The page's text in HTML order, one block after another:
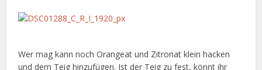
Wer mag kann noch Orangeat und Zitronat klein hacken
und dem Teig hinzufügen. Ist der Teig zu fest, könnt ihr